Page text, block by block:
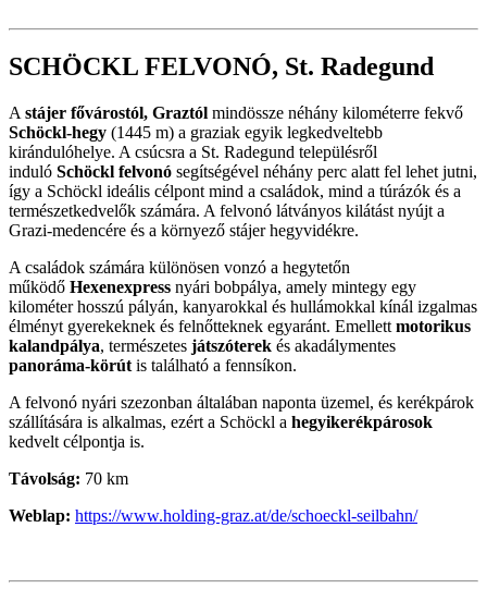
SCHÖCKL FELVONÓ, St. Radegund
A stájer fővárostól, Graztól mindössze néhány kilométerre fekvő
Schöckl-hegy (1445 m) a graziak egyik legkedveltebb
kirándulóhelye. A csúcsra a St. Radegund településről
induló Schöckl felvonó segítségével néhány perc alatt fel lehet jutni,
így a Schöckl ideális célpont mind a családok, mind a túrázók és a
természetkedvelők számára. A felvonó látványos kilátást nyújt a
Grazi-medencére és a környező stájer hegyvidékre.
A családok számára különösen vonzó a hegytetőn
működő Hexenexpress nyári bobpálya, amely mintegy egy
kilométer hosszú pályán, kanyarokkal és hullámokkal kínál izgalmas
élményt gyerekeknek és felnőtteknek egyaránt. Emellett motorikus
kalandpálya, természetes játszóterek és akadálymentes
panoráma-körút is található a fennsíkon.
A felvonó nyári szezonban általában naponta üzemel, és kerékpárok
szállítására is alkalmas, ezért a Schöckl a hegyikerékpárosok
kedvelt célpontja is.
Távolság: 70 km
Weblap: https://www.holding-graz.at/de/schoeckl-seilbahn/